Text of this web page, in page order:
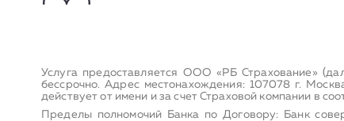
Услуга предоставляется ООО «РБ Страхование»
бессрочно. Адрес местонахождения: 107078 г.
действует от имени и за счет Страховой компании в
Пределы полномочий Банка по Договору: Банк